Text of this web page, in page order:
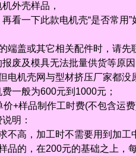
外壳样品，
看一下此款电机壳“是否常
端盖或其它相关配件时，请
废及模具无法批量供货等原
电机壳网与型材挤压厂家都
一般为600元到1000元；
+样品制作工时费(不包含运
明：
不高，加工时不需要用到加
品的，在200元的基础之上，